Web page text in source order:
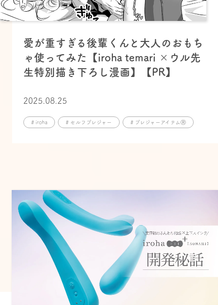
愛が重すぎる後輩くんと大人のおもち
ゃ使ってみた【iroha temari ×ウル先
生特別描き下ろし漫画】【PR】
2025.08.25
# iroha # セルフプレジャー # プレジャーアイテムⓇ